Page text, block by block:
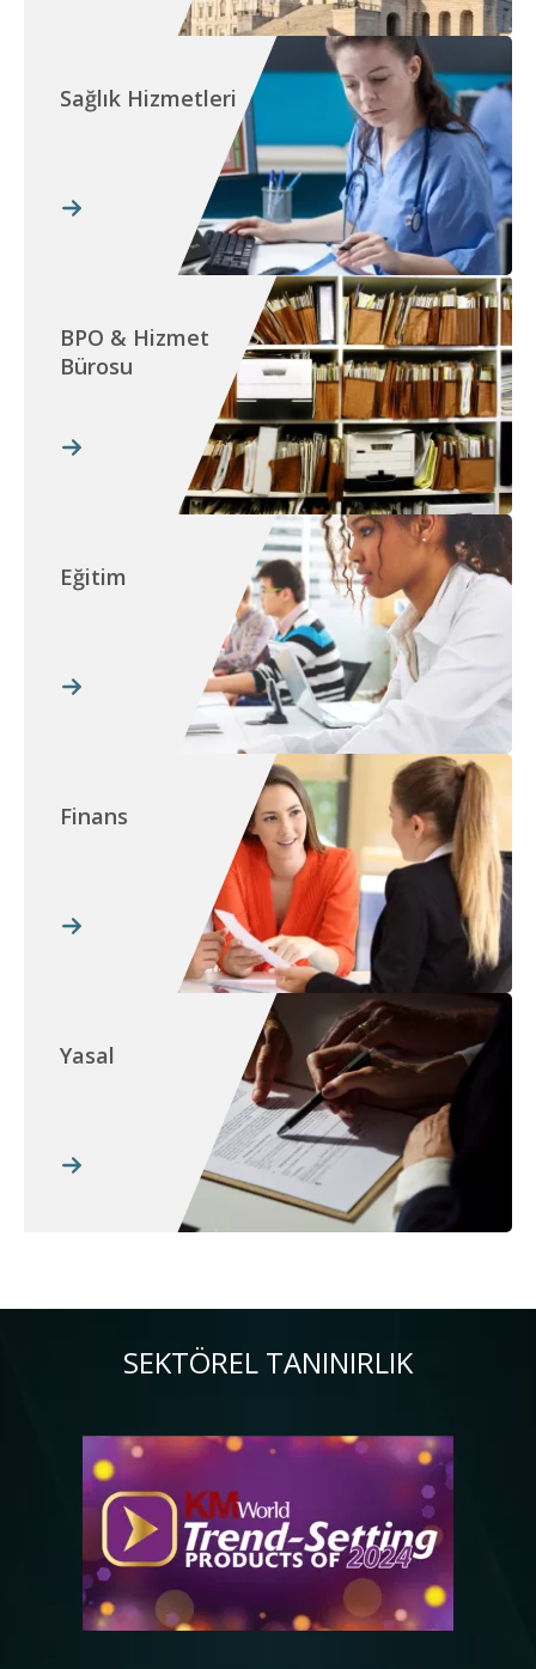
Sağlık Hizmetleri
BPO & Hizmet
Bürosu
Eğitim
Finans
Yasal
SEKTÖREL TANINIRLIK